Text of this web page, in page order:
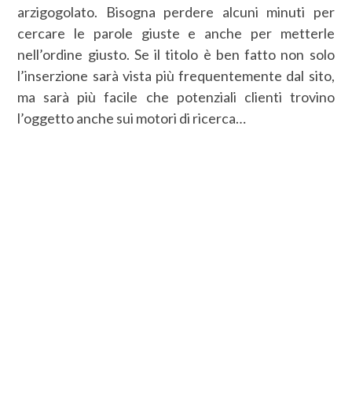
arzigogolato. Bisogna perdere alcuni minuti per
cercare le parole giuste e anche per metterle
nell’ordine giusto. Se il titolo è ben fatto non solo
l’inserzione sarà vista più frequentemente dal sito,
ma sarà più facile che potenziali clienti trovino
l’oggetto anche sui motori di ricerca…